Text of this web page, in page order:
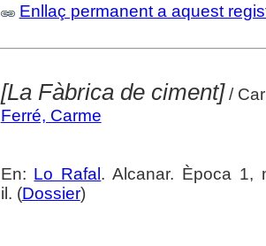
Enllaç permanent a aquest
[La Fàbrica de ciment]/
Ferré, Carme
En: Lo Rafal. Alcanar. Època 1,
il. (Dossier)